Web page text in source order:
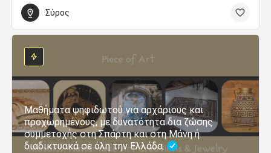
Σύρος
Μαθήματα ψηφιδωτού για αρχάριους και
προχωρημένους, με δυνατότητα δια ζώσης
συμμετοχής στη Σπάρτη και στη Μάνη ή
διαδικτυακά σε όλη την Ελλάδα.